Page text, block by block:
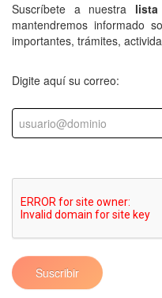
Suscríbete a nuestra
mantendremos informado
importantes, trámites,
Digite aquí su correo:
Suscribir